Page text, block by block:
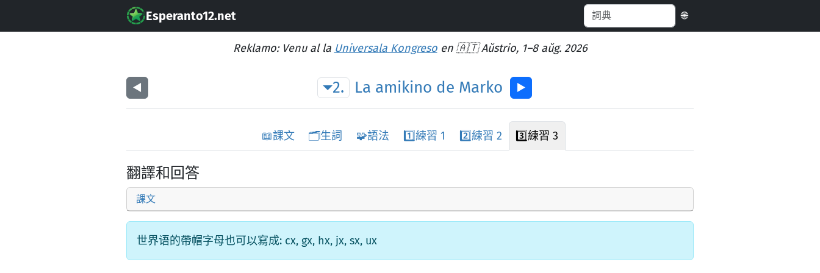
Esperanto12.net 🌐
Reklamo: Venu al la Universala Kongresoen 🇦🇹 Aŭstrio, 1–8 aŭg. 2026
◀︎ 2. La amikino de Marko ▶︎
📖課文 🗂️生詞 🧩語法 1️⃣練習 1 2️⃣練習 2 3️⃣練習 3
翻譯和回答
課文
世界语的帶帽字母也可以寫成: cx, gx, hx, jx, sx, ux